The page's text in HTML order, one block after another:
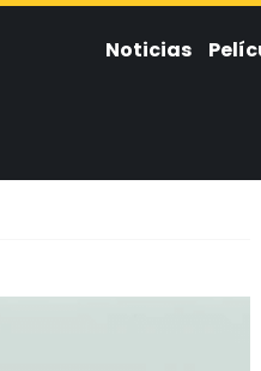
Noticias